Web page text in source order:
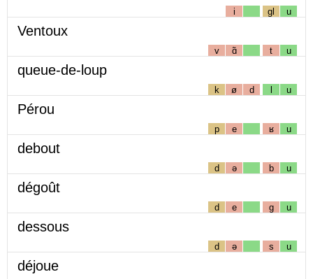
i gl u
Ventoux
v ɑ̃ t u
queue-de-loup
k ø d l u
Pérou
p e ʁ u
debout
d ə b u
dégoût
d e g u
dessous
d ə s u
déjoue